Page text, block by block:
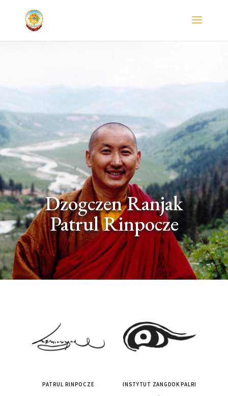
Dzogczen Ranjak
Patrul Rinpocze
PATRUL RINPOCZE INSTYTUT ZANGDOK PALRI